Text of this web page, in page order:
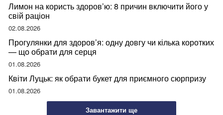
Лимон на користь здоров’ю: 8 причин включити його у
свій раціон
02.08.2026
Прогулянки для здоров’я: одну довгу чи кілька коротких
— що обрати для серця
01.08.2026
Квіти Луцьк: як обрати букет для приємного сюрпризу
01.08.2026
Завантажити ще